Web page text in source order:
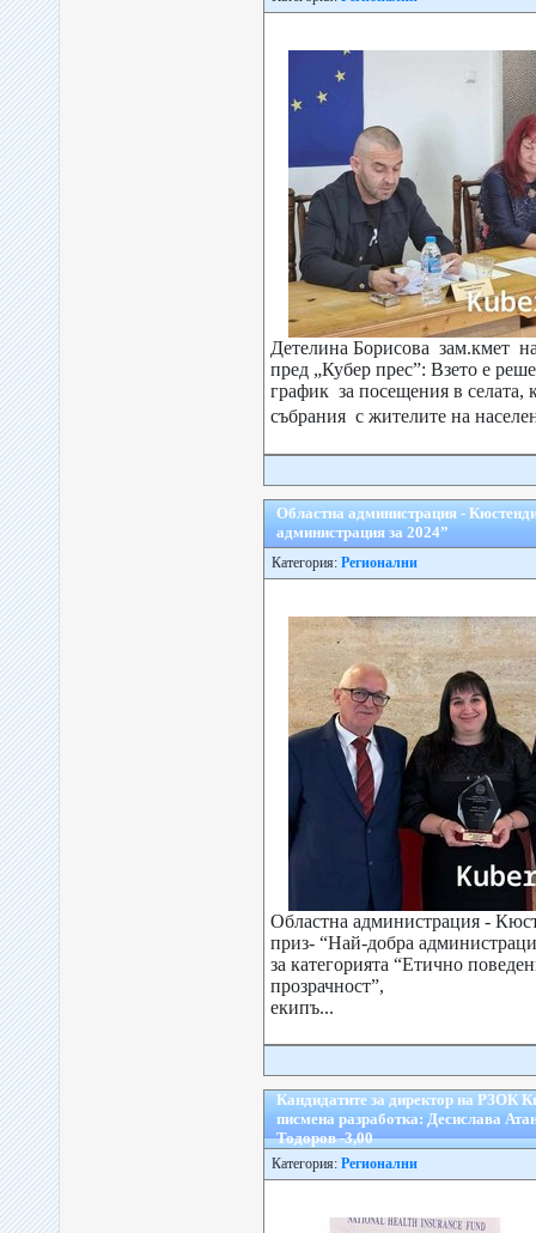
Детелина Борисова зам.кмет
пред „Кубер прес”: Взето е
график за посещения в селата,
събрания с жителите на
Областна администрация -
администрация за 2024”
Категория: Регионални
Областна администрация -
приз- “Най-добра
за категорията “Етично
прозрачност”,
екипъ...
Кандидатите за директор на РЗОК
писмена разработка: Десислава
Тодоров -3,00
Категория: Регионални